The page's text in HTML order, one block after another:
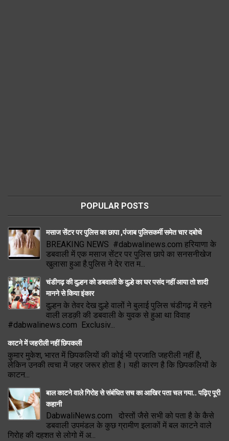
POPULAR POSTS
मसाज सेंटर पर पुलिस का छापा ,पंजाब पुलिसकर्मी समेत चार दबोचे
BREAKING NEWS #dabwalinews.com हरियाणा के
डबवाली में एक मसाज सेंटर पर पुलिस छापे का सनसनीखेज
खुलासा हुआ है.पुलिस ने देर रात म...
चंडीगढ़ की दुल्हन को डबवाली के दुल्हे का घर पसंद नहीं आया तो शादी
मानने से किया इंकार
दुल्हन के तेवर देख दुल्हे वालों ने बुलाई पुलिस चंडीगढ़ में रहने
वाली लडक़ी की डबवाली के युवक से हुआ था विवाह
#dabwalinews.com Exclusiv...
काटने में जहरीली नहीं छिपकली
कुमार मुकेश, भारत में छिपकलियों की कोई भी प्रजाति जहरीली नहीं है,
लेकिन उनकी त्वचा में जहर जरूर होता है। यही कारण है कि छिपकलियों के
काटन...
बाल काटने वाले गिरोह से संबंधित सच का आखिर पता चल गया.. पढ़िए पूरी
कहानी
DabwaliNews.com दोस्तों जैसे सभी को पता है के कैसे
डबवाली उपमंडल के कुछ ग्रामीण इलाकों में बल काटने वाले
गिरोह की दहशत से लोगो में अ...